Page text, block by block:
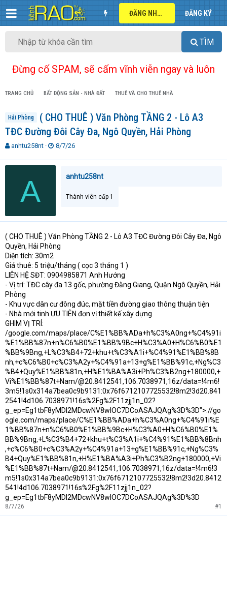
ĐĂNG NHẬP ĐĂNG KÝ
TÌM
Đừng cố SPAM, sẽ cấm vĩnh viễn ngay và luôn
TRANG CHỦ BẤT ĐỘNG SẢN - NHÀ ĐẤT THUÊ VÀ CHO THUÊ NHÀ
Hải Phòng
( CHO THUÊ ) Văn Phòng TẦNG 2 - Lô A3
TĐC Đường Đôi Cây Đa, Ngô Quyền, Hải Phòng
T
r
a
t
e
r
anhtu258nt
N
à
8/7/26
A anhtu258nt
Thành viên cấp 1
( CHO THUÊ ) Văn Phòng TẦNG 2 - Lô A3 TĐC Đường Đôi Cây Đa, Ngô
Quyền, Hải Phòng
Diện tích: 30m2
Giá thuê: 5 triệu/tháng ( cọc 3 tháng 1 )
LIÊN HỆ SĐT: 0904985871 Anh Hướng
- Vị trí: TĐC cây đa 13 gốc, phường Đằng Giang, Quận Ngô Quyền, Hải
Phòng
- Khu vực dân cư đông đúc, mặt tiền đường giao thông thuận tiện
- Nhà mới tinh ƯU TIÊN đơn vị thiết kế xây dựng
GHIM VỊ TRÍ:
/google.com/maps/place/C%E1%BB%ADa+h%C3%A0ng+%C4%91i
%E1%BB%87n+n%C6%B0%E1%BB%9Bc+H%C3%A0+H%C6%B0%E1
%BB%9Bng,+L%C3%B4+72+khu+t%C3%A1i+%C4%91%E1%BB%8B
nh,+c%C6%B0+c%C3%A2y+%C4%91a+13+g%E1%BB%91c,+Ng%C3
%B4+Quy%E1%BB%81n,+H%E1%BA%A3i+Ph%C3%B2ng+180000,+
Vi%E1%BB%87t+Nam/@20.8412541,106.7038971,16z/data=!4m6!
3m5!1s0x314a7bea0c9b9131:0x76f6712107725532!8m2!3d20.841
2541!4d106.7038971!16s%2Fg%2F11zjj1n_02?
g_ep=Eg1tbF8yMDI2MDcwNV8wIOC7DCoASAJQAg%3D%3D">://go
ogle.com/maps/place/C%E1%BB%ADa+h%C3%A0ng+%C4%91i%E
1%BB%87n+n%C6%B0%E1%BB%9Bc+H%C3%A0+H%C6%B0%E1%
BB%9Bng,+L%C3%B4+72+khu+t%C3%A1i+%C4%91%E1%BB%8Bnh
,+c%C6%B0+c%C3%A2y+%C4%91a+13+g%E1%BB%91c,+Ng%C3%
B4+Quy%E1%BB%81n,+H%E1%BA%A3i+Ph%C3%B2ng+180000,+Vi
%E1%BB%87t+Nam/@20.8412541,106.7038971,16z/data=!4m6!3
m5!1s0x314a7bea0c9b9131:0x76f6712107725532!8m2!3d20.8412
541!4d106.7038971!16s%2Fg%2F11zjj1n_02?
g_ep=Eg1tbF8yMDI2MDcwNV8wIOC7DCoASAJQAg%3D%3D
8/7/26 #1